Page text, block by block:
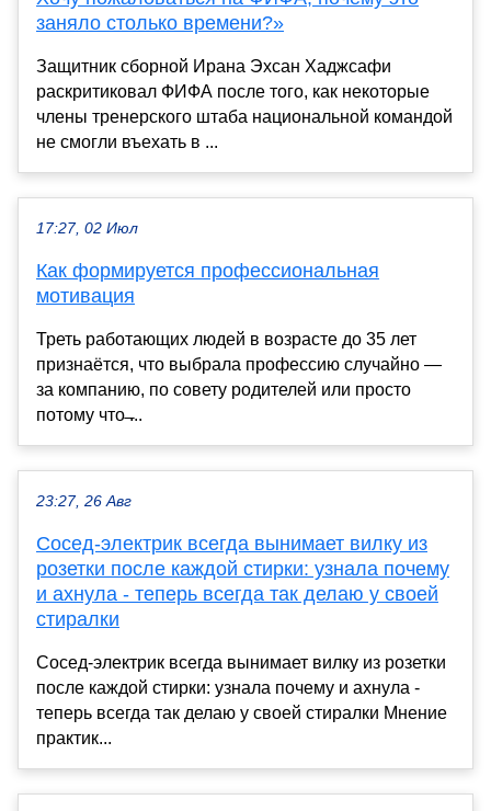
заняло столько времени?»
Защитник сборной Ирана Эхсан Хаджсафи
раскритиковал ФИФА после того, как некоторые
члены тренерского штаба национальной командой
не смогли въехать в ...
17:27, 02 Июл
Как формируется профессиональная
мотивация
Треть работающих людей в возрасте до 35 лет
признаётся, что выбрала профессию случайно —
за компанию, по совету родителей или просто
потому что ̶...
23:27, 26 Авг
Сосед-электрик всегда вынимает вилку из
розетки после каждой стирки: узнала почему
и ахнула - теперь всегда так делаю у своей
стиралки
Сосед-электрик всегда вынимает вилку из розетки
после каждой стирки: узнала почему и ахнула -
теперь всегда так делаю у своей стиралки Мнение
практик...